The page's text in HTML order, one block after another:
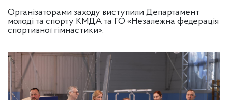
Організаторами заходу виступили Департамент
молоді та спорту КМДА та ГО «Незалежна федерація
спортивної гімнастики».